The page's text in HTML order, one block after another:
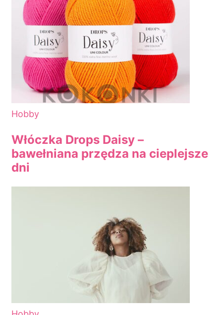
Hobby
Włóczka Drops Daisy –
bawełniana przędza na cieplejsze
dni